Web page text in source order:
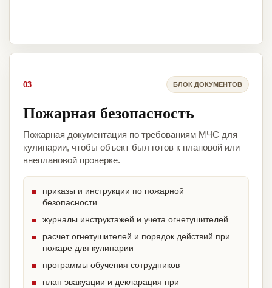
03 БЛОК ДОКУМЕНТОВ
Пожарная безопасность
Пожарная документация по требованиям МЧС для
кулинарии, чтобы объект был готов к плановой или
внеплановой проверке.
приказы и инструкции по пожарной
безопасности
журналы инструктажей и учета огнетушителей
расчет огнетушителей и порядок действий при
пожаре для кулинарии
программы обучения сотрудников
план эвакуации и декларация при